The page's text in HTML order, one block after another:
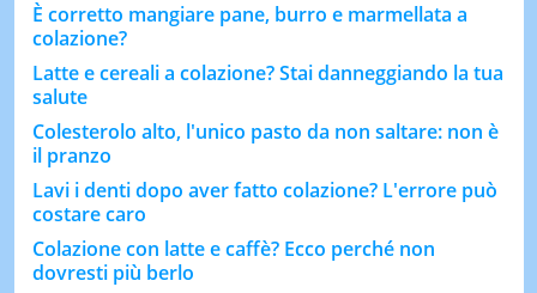
È corretto mangiare pane, burro e marmellata a
colazione?
Latte e cereali a colazione? Stai danneggiando la tua
salute
Colesterolo alto, l'unico pasto da non saltare: non è
il pranzo
Lavi i denti dopo aver fatto colazione? L'errore può
costare caro
Colazione con latte e caffè? Ecco perché non
dovresti più berlo